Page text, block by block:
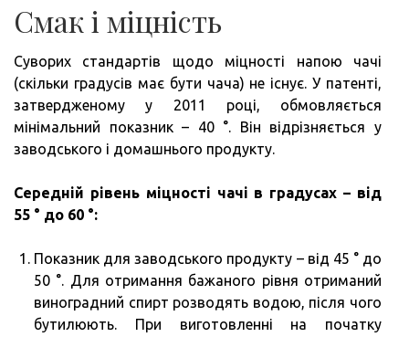
Смак і міцність
Суворих стандартів щодо міцності напою чачі
(скільки градусів має бути чача) не існує. У патенті,
затвердженому у 2011 році, обмовляється
мінімальний показник – 40 °. Він відрізняється у
заводського і домашнього продукту.
Середній рівень міцності чачі в градусах – від
55 ° до 60 °:
Показник для заводського продукту – від 45 ° до
50 °. Для отримання бажаного рівня отриманий
виноградний спирт розводять водою, після чого
бутилюють. При виготовленні на початку